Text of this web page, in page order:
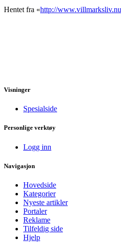
Hentet fra «http://
Visninger
Spesialside
Personlige verktøy
Logg inn
Navigasjon
Hovedside
Kategorier
Nyeste artikler
Portaler
Reklame
Tilfeldig side
Hjelp